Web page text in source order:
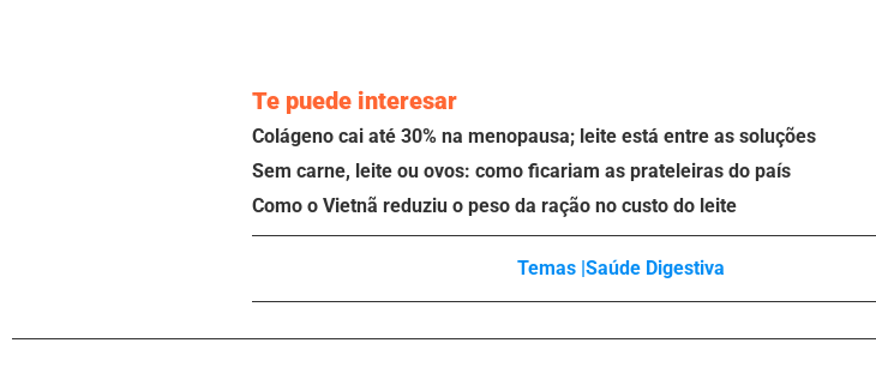
Te puede interesar
Colágeno cai até 30% na menopausa; leite está entre as soluções
Sem carne, leite ou ovos: como ficariam as prateleiras do país
Como o Vietnã reduziu o peso da ração no custo do leite
Temas | Saúde Digestiva